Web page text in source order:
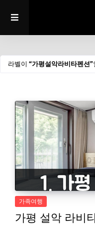
라벨이 가평설악라비타펜션
가족여행
가평 설악 라비